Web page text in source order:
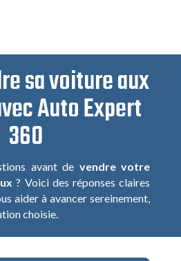
sa voiture aux
Auto Expert
360
avant de vendre votre
? Voici des réponses claires
aider à avancer sereinement,
choisie.